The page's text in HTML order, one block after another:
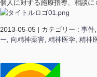
個人に対する施療指導、相談に
2013-05-05 | カテゴリー : 事件
ー
向精神薬害 精神医学 精神